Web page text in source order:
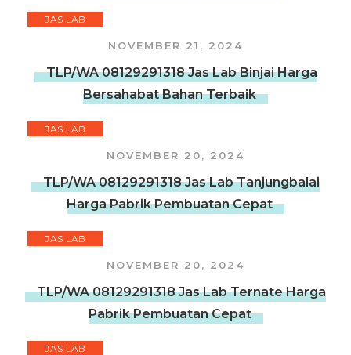
JAS LAB
NOVEMBER 21, 2024
TLP/WA 08129291318 Jas Lab Binjai Harga
Bersahabat Bahan Terbaik
JAS LAB
NOVEMBER 20, 2024
TLP/WA 08129291318 Jas Lab Tanjungbalai
Harga Pabrik Pembuatan Cepat
JAS LAB
NOVEMBER 20, 2024
TLP/WA 08129291318 Jas Lab Ternate Harga
Pabrik Pembuatan Cepat
JAS LAB